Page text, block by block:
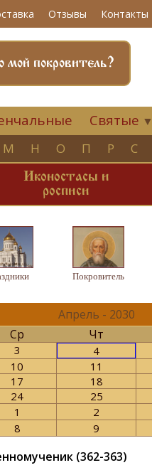
Отзывы Контакты
мой покровитель?
Святые ▼
М Н О П Р С
Иконостасы и
росписи
Покровитель
Апрель - 2030
Ср Чт
3 4
10 11
17 18
24 25
1 2
8 9
(362-363)